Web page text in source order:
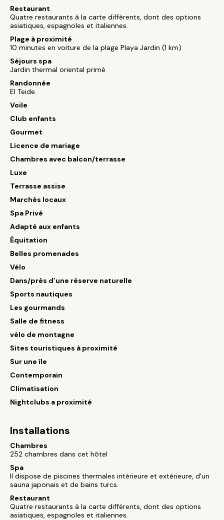
Restaurant
Quatre restaurants à la carte différents, dont des options
asiatiques, espagnoles et italiennes.
Plage à proximité
10 minutes en voiture de la plage Playa Jardin (1 km)
Séjours spa
Jardin thermal oriental primé
Randonnée
El Teide.
Voile
Club enfants
Gourmet
Licence de mariage
Chambres avec balcon/terrasse
Luxe
Terrasse assise
Marchés locaux
Spa Privé
Adapté aux enfants
Équitation
Belles promenades
Vélo
Dans/près d’une réserve naturelle
Sports nautiques
Les gourmands
Salle de fitness
vélo de montagne
Sites touristiques à proximité
Sur une île
Contemporain
Climatisation
Nightclubs a proximité
Installations
Chambres
252 chambres dans cet hôtel
Spa
Il dispose de piscines thermales intérieure et extérieure, d'un
sauna japonais et de bains turcs.
Restaurant
Quatre restaurants à la carte différents, dont des options
asiatiques, espagnoles et italiennes.